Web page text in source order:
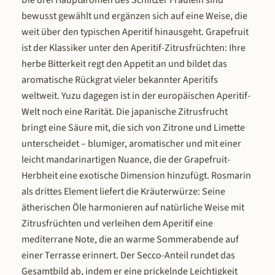
Auswahl: Der Schlitzer Fräulein Aperitif
mit seiner unverwechselbaren
Komposition aus Grapefruit, Yuzu-
Zitrone und Rosmarin, verfeinert mit
Secco – fruchtig, prickelnd und mit
feiner Bitternote. Der Fräulein Spritz als
Ready-to-Drink-Variante (10,5 % vol.,
0,75 L) für alle, die sofort genießen
wollen. Winzer Secco als perfekte
Ergänzung für den selbstgemachten
Spritz. Und die facettierten Aperitif-
Gläser mit großzügigem Kelch für Eis,
Grapefruit und Rosmarin. Wählen Sie die
Positionen, die Sie brauchen – ob zwei
Flaschen mit Gläsern, das komplette
Spritz-Paket für die nächste Feier oder
ein individuelles Geschenkset. Für jeden
Anlass die richtige Kombination Als
Geschenk: Aperitif + Gläser – sofort
einsatzbereit und stilvoll. Für den
und machen das Verkosten zum
Erlebnis. Ideal für Genießer,
und Neugierige, die die Vielfalt
Spezialitäten sind im Set
Milde Marille – fruchtig, weich
vollmundig Milde Williams Christ
klassischer Birnengenuss mit
Note Milde Haselnuss – nussig,
besonders aromatisch Milde
– intensiv fruchtig mit feinem
Himbeerduft Milde Zwetschge
harmonisch, weich und typisch
2x Degustationsglas – für
Genuss direkt aus dem passenden
bewusst gewählt und ergänzen sich auf eine Weise, die
weit über den typischen Aperitif hinausgeht. Grapefruit
ist der Klassiker unter den Aperitif-Zitrusfrüchten: Ihre
herbe Bitterkeit regt den Appetit an und bildet das
aromatische Rückgrat vieler bekannter Aperitifs
weltweit. Yuzu dagegen ist in der europäischen Aperitif-
Welt noch eine Rarität. Die japanische Zitrusfrucht
bringt eine Säure mit, die sich von Zitrone und Limette
unterscheidet – blumiger, aromatischer und mit einer
leicht mandarinartigen Nuance, die der Grapefruit-
Herbheit eine exotische Dimension hinzufügt. Rosmarin
als drittes Element liefert die Kräuterwürze: Seine
ätherischen Öle harmonieren auf natürliche Weise mit
Zitrusfrüchten und verleihen dem Aperitif eine
mediterrane Note, die an warme Sommerabende auf
einer Terrasse erinnert. Der Secco-Anteil rundet das
Gesamtbild ab, indem er eine prickelnde Leichtigkeit